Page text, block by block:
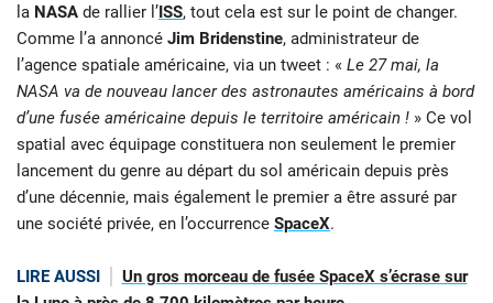
la NASA de rallier l’ISS, tout cela est sur le point de changer.
Comme l’a annoncé Jim Bridenstine, administrateur de
l’agence spatiale américaine, via un tweet : « Le 27 mai, la
NASA va de nouveau lancer des astronautes américains à bord
d’une fusée américaine depuis le territoire américain ! » Ce vol
spatial avec équipage constituera non seulement le premier
lancement du genre au départ du sol américain depuis près
d’une décennie, mais également le premier a être assuré par
une société privée, en l’occurrence SpaceX.
LIRE AUSSI
Un gros morceau de fusée SpaceX s’écrase sur